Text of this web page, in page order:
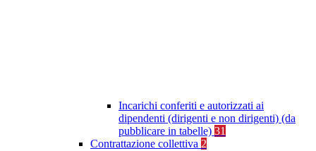
Incarichi conferiti e autorizzati ai
dipendenti (dirigenti e non dirigenti) (da
pubblicare in tabelle) 31
Contrattazione collettiva 2